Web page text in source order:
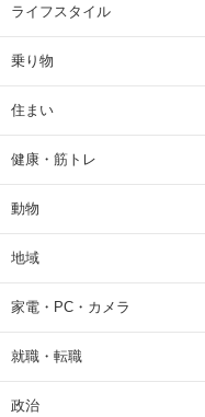
ライフスタイル
乗り物
住まい
健康・筋トレ
動物
地域
家電・PC・カメラ
就職・転職
政治